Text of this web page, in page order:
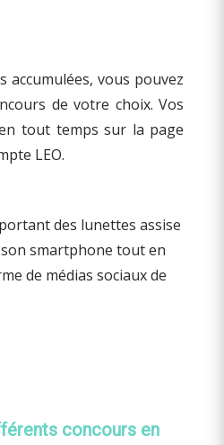
accumulées, vous pouvez
de votre choix. Vos
tout temps sur la page
LEO.
concours en